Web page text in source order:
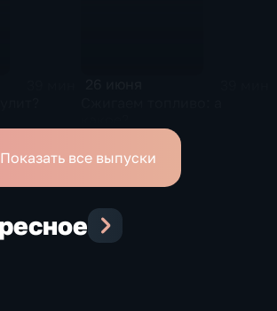
Показать все выпуски